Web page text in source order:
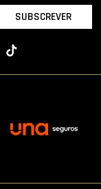
SUBSCREVER